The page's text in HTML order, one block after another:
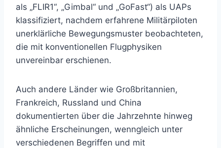
als „FLIR1“, „Gimbal“ und „GoFast“) als UAPs
klassifiziert, nachdem erfahrene Militärpiloten
unerklärliche Bewegungsmuster beobachteten,
die mit konventionellen Flugphysiken
unvereinbar erschienen.
Auch andere Länder wie Großbritannien,
Frankreich, Russland und China
dokumentierten über die Jahrzehnte hinweg
ähnliche Erscheinungen, wenngleich unter
verschiedenen Begriffen und mit